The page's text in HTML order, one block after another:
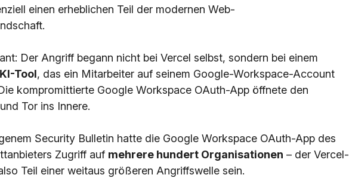
einen erheblichen Teil der modernen Web-
Der Angriff begann nicht bei Vercel selbst, sondern bei einem
Tool, das ein Mitarbeiter auf seinem Google-Workspace-Account
kompromittierte Google Workspace OAuth-App öffnete den
Tor ins Innere.
Security Bulletin hatte die Google Workspace OAuth-App des
Zugriff auf mehrere hundert Organisationen – der Vercel-
Teil einer weitaus größeren Angriffswelle sein.